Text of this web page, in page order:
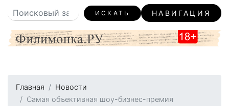
ИСКАТЬ НАВИГАЦИЯ
Главная
Новости
Самая объективная шоу-бизнес-премия